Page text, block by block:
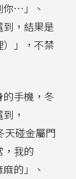
你…」、
到，結果是
」，不禁
手機，冬
，
天碰金屬門
，我的
的」、